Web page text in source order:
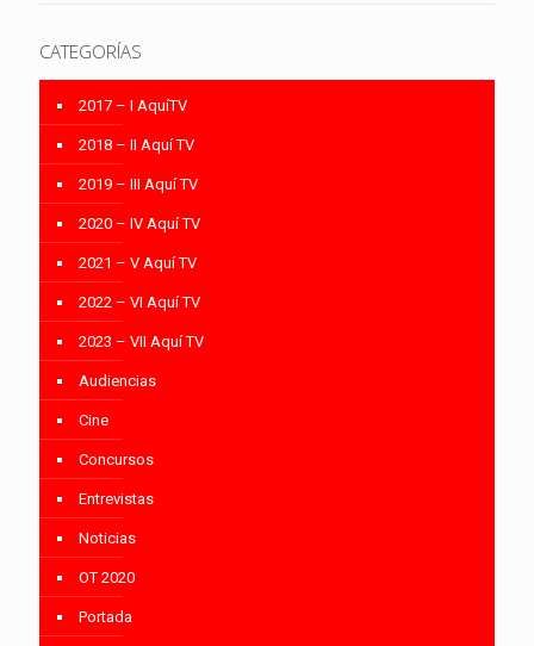
CATEGORÍAS
2017 – I AquíTV
2018 – II Aquí TV
2019 – III Aquí TV
2020 – IV Aquí TV
2021 – V Aquí TV
2022 – VI Aquí TV
2023 – VII Aquí TV
Audiencias
Cine
Concursos
Entrevistas
Noticias
OT 2020
Portada